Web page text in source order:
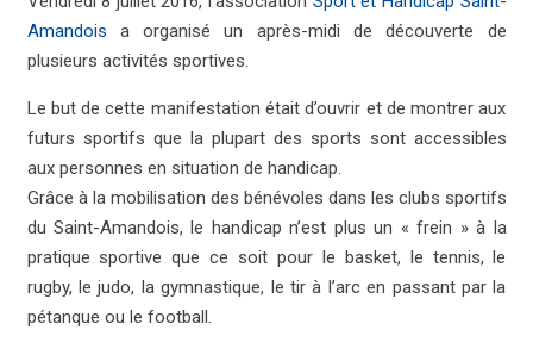
Amandois a organisé un après-midi de découverte de
plusieurs activités sportives.
Le but de cette manifestation était d’ouvrir et de montrer aux
futurs sportifs que la plupart des sports sont accessibles
aux personnes en situation de handicap.
Grâce à la mobilisation des bénévoles dans les clubs sportifs
du Saint-Amandois, le handicap n’est plus un « frein » à la
pratique sportive que ce soit pour le basket, le tennis, le
rugby, le judo, la gymnastique, le tir à l’arc en passant par la
pétanque ou le football.